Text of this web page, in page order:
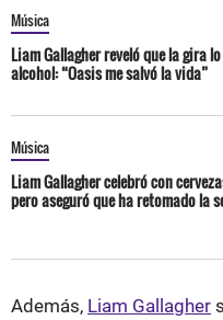
Música
Liam Gallagher reveló que la gira
alcohol: “Oasis me salvó la vida”
Música
Liam Gallagher celebró con
pero aseguró que ha retomado la
Además, Liam Gallagher